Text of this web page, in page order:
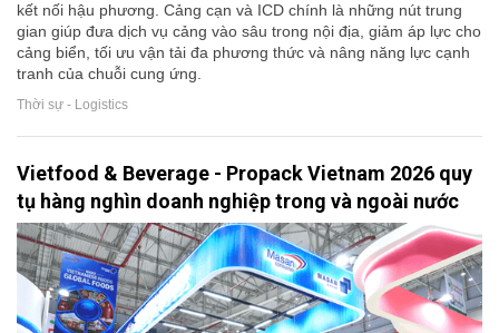
kết nối hậu phương. Cảng cạn và ICD chính là những nút trung
gian giúp đưa dịch vụ cảng vào sâu trong nội địa, giảm áp lực cho
cảng biển, tối ưu vận tải đa phương thức và nâng năng lực cạnh
tranh của chuỗi cung ứng.
Thời sự - Logistics
Vietfood & Beverage - Propack Vietnam 2026 quy
tụ hàng nghìn doanh nghiệp trong và ngoài nước